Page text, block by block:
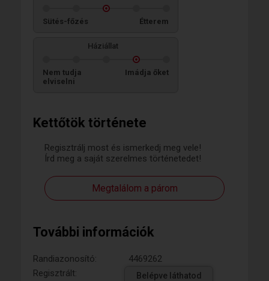
Kettőtök története
Regisztrálj most és ismerkedj meg vele!
Írd meg a saját szerelmes történetedet!
Megtalálom a párom
További információk
Randiazonosító:
4469262
Regisztrált:
Belépve láthatod
Sütés-főzés Étterem
Háziállat
Nem tudja
elviselni
Imádja őket